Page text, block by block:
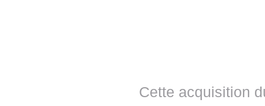
Cette acquisition